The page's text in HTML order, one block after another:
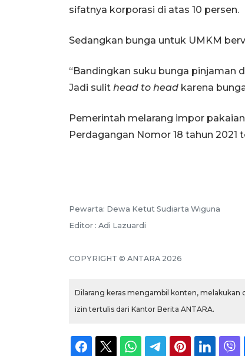
sifatnya korporasi di atas 10 persen.
Sedangkan bunga untuk UMKM
“Bandingkan suku bunga pinjaman
Jadi sulit head to head karena
Pemerintah melarang impor
Perdagangan Nomor 18 tahun
Pewarta: Dewa Ketut Sudiarta Wiguna
Editor : Adi Lazuardi
COPYRIGHT © ANTARA 2026
Dilarang keras mengambil konten, melakukan
izin tertulis dari Kantor Berita ANTARA.